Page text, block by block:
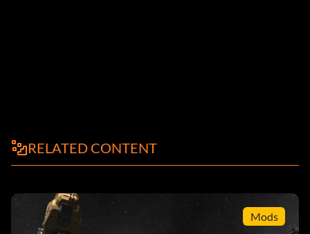
RELATED CONTENT
Mods